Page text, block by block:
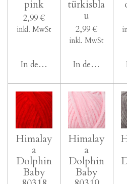
pink
2,99 €
inkl. MwSt
In den Warenkorb
türkisbla
u
2,99 €
inkl. MwSt
In den
Himalay
a
Dolphin
Baby
Himalay
a
Dolphin
Baby